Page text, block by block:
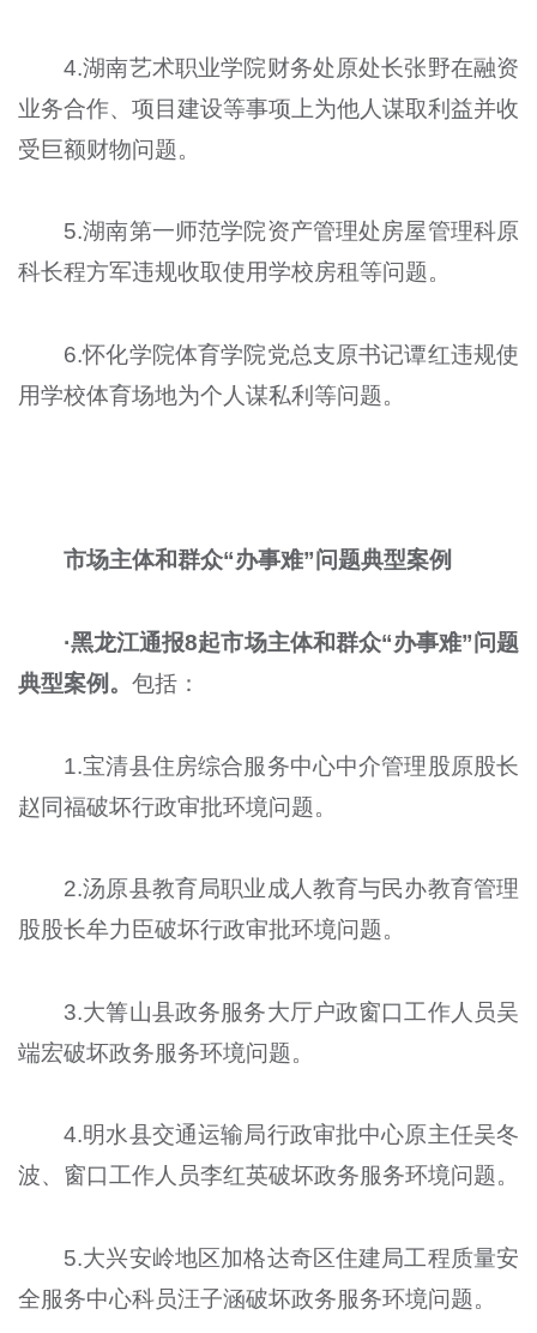
4.湖南艺术职业学院财务处原处长张野在融资
业务合作、项目建设等事项上为他人谋取利益并收
受巨额财物问题。
5.湖南第一师范学院资产管理处房屋管理科原
科长程方军违规收取使用学校房租等问题。
6.怀化学院体育学院党总支原书记谭红违规使
用学校体育场地为个人谋私利等问题。
市场主体和群众“办事难”问题典型案例
·黑龙江通报8起市场主体和群众“办事难”问题
典型案例。 包括：
1.宝清县住房综合服务中心中介管理股原股长
赵同福破坏行政审批环境问题。
2.汤原县教育局职业成人教育与民办教育管理
股股长牟力臣破坏行政审批环境问题。
3.大箐山县政务服务大厅户政窗口工作人员吴
端宏破坏政务服务环境问题。
4.明水县交通运输局行政审批中心原主任吴冬
波、窗口工作人员李红英破坏政务服务环境问题。
5.大兴安岭地区加格达奇区住建局工程质量安
全服务中心科员汪子涵破坏政务服务环境问题。